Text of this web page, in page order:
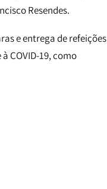
Resendes.
e entrega de refeições
COVID-19, como